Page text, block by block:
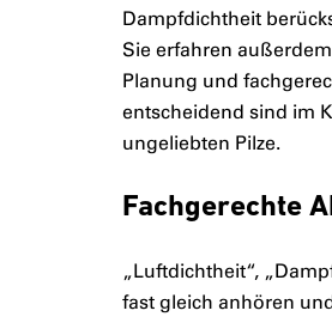
Dampfdichtheit
Sie erfahren
Planung und
entscheidend sind im
ungeliebten Pilze.
Fachgerechte
„Luftdichtheit“,
fast gleich anhören